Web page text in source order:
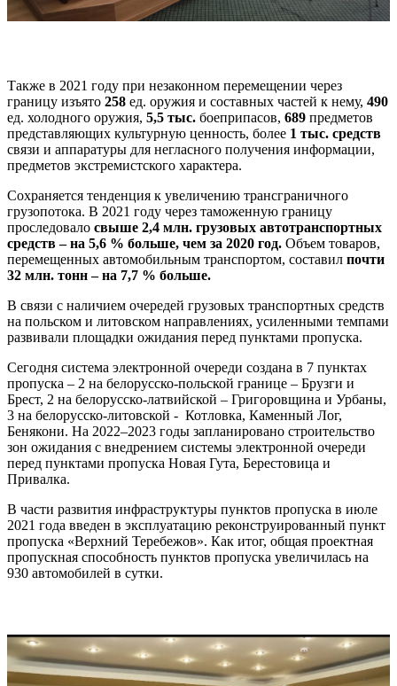
Также в 2021 году при незаконном перемещении через
границу изъято 258 ед. оружия и составных частей к нему, 490
ед. холодного оружия, 5,5 тыс. боеприпасов, 689 предметов
представляющих культурную ценность, более 1 тыс. средств
связи и аппаратуры для негласного получения информации,
предметов экстремистского характера.
Сохраняется тенденция к увеличению трансграничного
грузопотока. В 2021 году через таможенную границу
проследовало свыше 2,4 млн. грузовых автотранспортных
средств – на 5,6 % больше, чем за 2020 год. Объем товаров,
перемещенных автомобильным транспортом, составил почти
32 млн. тонн – на 7,7 % больше.
В связи с наличием очередей грузовых транспортных средств
на польском и литовском направлениях, усиленными темпами
развивали площадки ожидания перед пунктами пропуска.
Сегодня система электронной очереди создана в 7 пунктах
пропуска – 2 на белорусско-польской границе – Брузги и
Брест, 2 на белорусско-латвийской – Григоровщина и Урбаны,
3 на белорусско-литовской - Котловка, Каменный Лог,
Бенякони. На 2022–2023 годы запланировано строительство
зон ожидания с внедрением системы электронной очереди
перед пунктами пропуска Новая Гута, Берестовица и
Привалка.
В части развития инфраструктуры пунктов пропуска в июле
2021 года введен в эксплуатацию реконструированный пункт
пропуска «Верхний Теребежов». Как итог, общая проектная
пропускная способность пунктов пропуска увеличилась на
930 автомобилей в сутки.